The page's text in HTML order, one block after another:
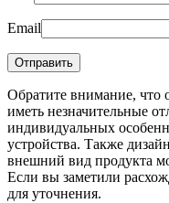
Email
Обратите внимание, что
иметь незначительные
индивидуальных
устройства. Также
внешний вид продукта
Если вы заметили
для уточнения.